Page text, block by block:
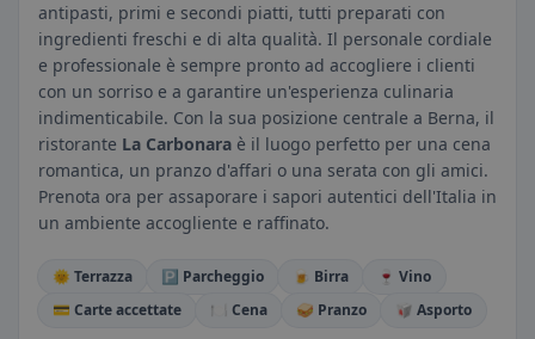
antipasti, primi e secondi piatti, tutti preparati con
ingredienti freschi e di alta qualità. Il personale cordiale
e professionale è sempre pronto ad accogliere i clienti
con un sorriso e a garantire un'esperienza culinaria
indimenticabile. Con la sua posizione centrale a Berna, il
ristorante La Carbonara è il luogo perfetto per una cena
romantica, un pranzo d'affari o una serata con gli amici.
Prenota ora per assaporare i sapori autentici dell'Italia in
un ambiente accogliente e raffinato.
🌞 Terrazza 🅿️ Parcheggio 🍺 Birra
🍷 Vino
💳 Carte accettate
🍽️ Cena 🥪 Pranzo
🥡 Asporto